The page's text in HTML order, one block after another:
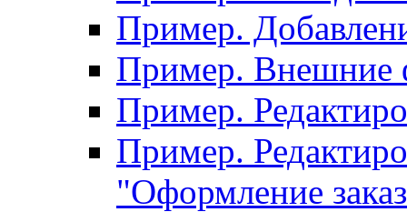
Пример.
Пример. Внешние
Пример.
Пример.
"Оформление